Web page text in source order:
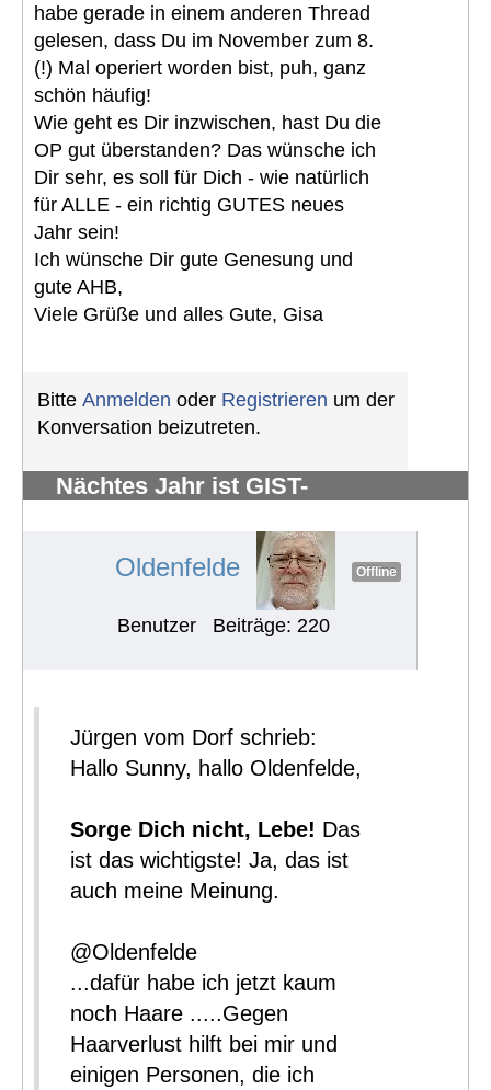
habe gerade in einem anderen Thread
gelesen, dass Du im November zum 8.
(!) Mal operiert worden bist, puh, ganz
schön häufig!
Wie geht es Dir inzwischen, hast Du die
OP gut überstanden? Das wünsche ich
Dir sehr, es soll für Dich - wie natürlich
für ALLE - ein richtig GUTES neues
Jahr sein!
Ich wünsche Dir gute Genesung und
gute AHB,
Viele Grüße und alles Gute, Gisa
Bitte Anmelden oder Registrieren um der
Konversation beizutreten.
Nächtes Jahr ist GIST-
Oldenfelde Offline
Benutzer Beiträge: 220
Jürgen vom Dorf schrieb:
Hallo Sunny, hallo Oldenfelde,
Sorge Dich nicht, Lebe! Das
ist das wichtigste! Ja, das ist
auch meine Meinung.
@Oldenfelde
...dafür habe ich jetzt kaum
noch Haare .....Gegen
Haarverlust hilft bei mir und
einigen Personen, die ich